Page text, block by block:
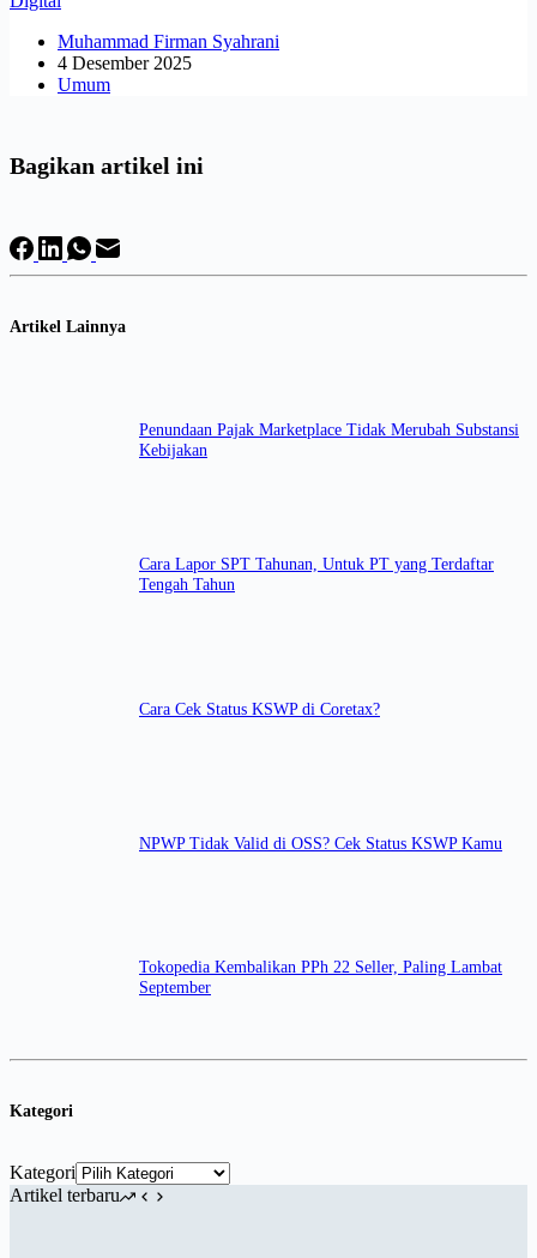
Muhammad Firman Syahrani
4 Desember 2025
Umum
Bagikan artikel ini
Artikel Lainnya
Penundaan Pajak Marketplace Tidak Merubah Substansi
Kebijakan
Cara Lapor SPT Tahunan, Untuk PT yang Terdaftar
Tengah Tahun
Cara Cek Status KSWP di Coretax?
NPWP Tidak Valid di OSS? Cek Status KSWP Kamu
Tokopedia Kembalikan PPh 22 Seller, Paling Lambat
September
Kategori
Kategori
Artikel terbaru